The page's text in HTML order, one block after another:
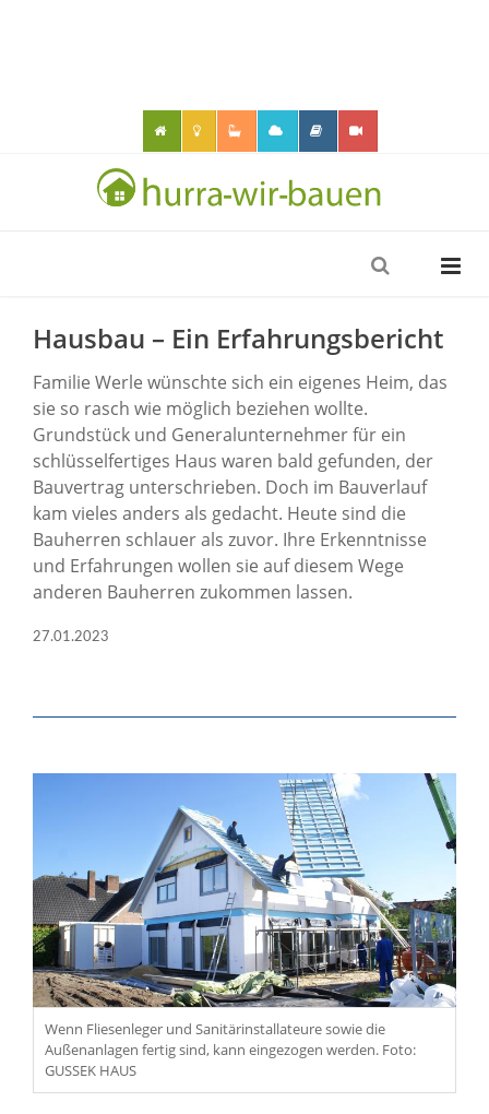
Hausbau – Ein Erfahrungsbericht
Familie Werle wünschte sich ein eigenes Heim, das
sie so rasch wie möglich beziehen wollte.
Grundstück und Generalunternehmer für ein
schlüsselfertiges Haus waren bald gefunden, der
Bauvertrag unterschrieben. Doch im Bauverlauf
kam vieles anders als gedacht. Heute sind die
Bauherren schlauer als zuvor. Ihre Erkenntnisse
und Erfahrungen wollen sie auf diesem Wege
anderen Bauherren zukommen lassen.
27.01.2023
Wenn Fliesenleger und Sanitärinstallateure sowie die
Außenanlagen fertig sind, kann eingezogen werden. Foto:
GUSSEK HAUS